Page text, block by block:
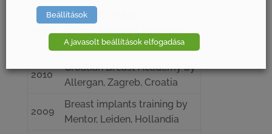
EACCME on Anti-
Paris, France
2010
Croatian Breast Academy by
Allergan, Zagreb, Croatia
2009
Breast implants training by
Mentor, Leiden, Hollandia
Beállítások
A javasolt beállítások elfogadása